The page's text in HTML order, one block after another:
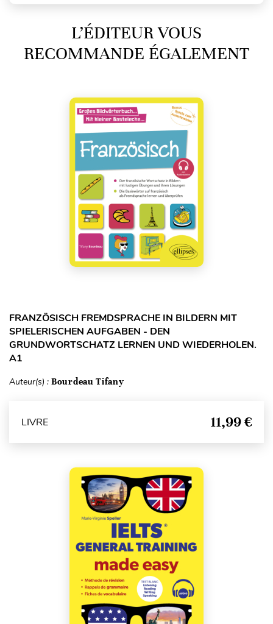
L’ÉDITEUR VOUS
RECOMMANDE ÉGALEMENT
FRANZÖSISCH FREMDSPRACHE IN BILDERN MIT
SPIELERISCHEN AUFGABEN - DEN
GRUNDWORTSCHATZ LERNEN UND WIEDERHOLEN.
A1
Auteur(s) : Bourdeau Tifany
LIVRE 11,99 €